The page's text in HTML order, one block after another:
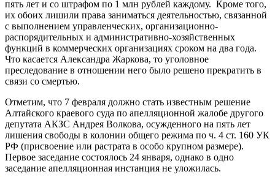
пять лет и со штрафом по 1 млн рублей каждому. Кроме того,
их обоих лишили права заниматься деятельностью, связанной
с выполнением управленческих, организационно-
распорядительных и административно-хозяйственных
функций в коммерческих организациях сроком на два года.
Что касается Александра Жаркова, то уголовное
преследование в отношении него было решено прекратить в
связи со смертью.
Отметим, что 7 февраля должно стать известным решение
Алтайского краевого суда по апелляционной жалобе другого
депутата АКЗС Андрея Волкова, осужденного на пять лет
лишения свободы в колонии общего режима по ч. 4 ст. 160 УК
РФ (присвоение или растрата в особо крупном размере).
Первое заседание состоялось 24 января, однако в одно
заседание апелляционная инстанция не уложилась.